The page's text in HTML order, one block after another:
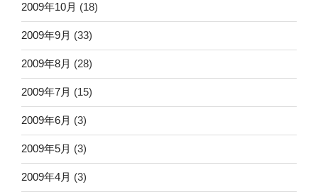
2009年10月 (18)
2009年9月 (33)
2009年8月 (28)
2009年7月 (15)
2009年6月 (3)
2009年5月 (3)
2009年4月 (3)